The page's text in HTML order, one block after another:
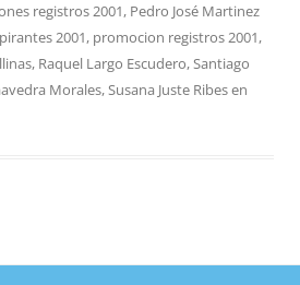
registros 2001, Pedro José Martinez
2001, promocion registros 2001,
, Raquel Largo Escudero,Santiago
Morales,Susana Juste Ribesen